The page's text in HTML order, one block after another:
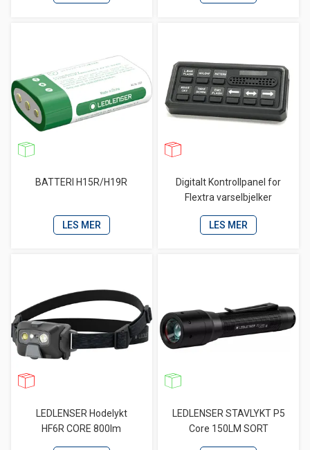
BATTERI H15R/H19R
LES MER
Digitalt Kontrollpanel for
Flextra varselbjelker
LES MER
LEDLENSER Hodelykt
HF6R CORE 800lm
LEDLENSER STAVLYKT P5
Core 150LM SORT